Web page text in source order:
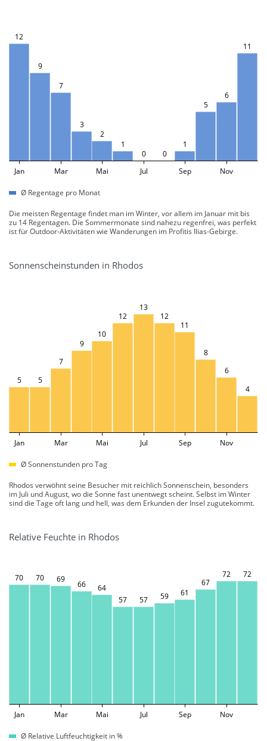
12
9
7
3
2
1
0
0
1
5
6
11
Jan Mar Mai Jul Sep Nov
Ø Regentage pro Monat
Die meisten Regentage findet man im Winter, vor allem im Januar mit bis
zu 14 Regentagen. Die Sommermonate sind nahezu regenfrei, was perfekt
ist für Outdoor-Aktivitäten wie Wanderungen im Profitis Ilias-Gebirge.
Sonnenscheinstunden in Rhodos
5 5
7
9
10
12
13
12
11
8
6
4
Jan Mar Mai Jul Sep Nov
Ø Sonnenstunden pro Tag
Rhodos verwöhnt seine Besucher mit reichlich Sonnenschein, besonders
im Juli und August, wo die Sonne fast unentwegt scheint. Selbst im Winter
sind die Tage oft lang und hell, was dem Erkunden der Insel zugutekommt.
Relative Feuchte in Rhodos
70 70 69
66
64
57
57 59 61
67
72 72
Jan Mar Mai Jul Sep Nov
Ø Relative Luftfeuchtigkeit in %